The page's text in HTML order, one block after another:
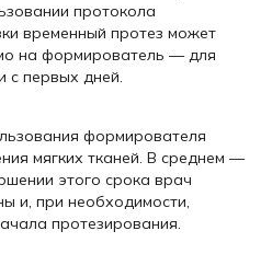
протокола
временный протез может
на формирователь — для
с первых дней.
формирователя
мягких тканей. В среднем —
этого срока врач
и, при необходимости,
протезирования.